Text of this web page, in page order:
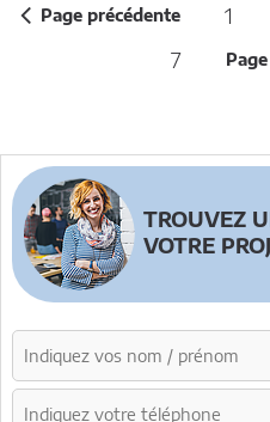
Page précédente 1
7
TROUVEZ
VOTRE